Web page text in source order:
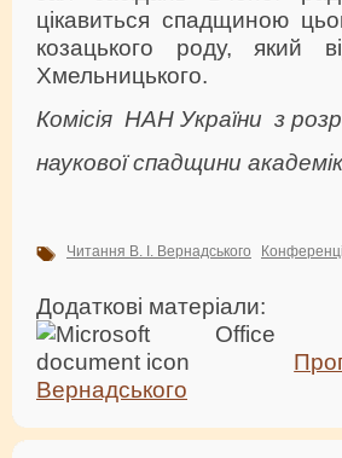
цікавиться спадщиною
козацького роду, який
Хмельницького.
Комісія НАН України з
наукової спадщини
Читання В. І. Вернадського
Додаткові матеріали:
Вернадського